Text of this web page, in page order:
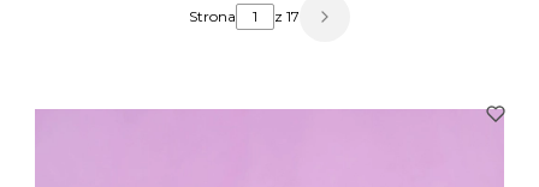
Strona z 17 Następne produkty